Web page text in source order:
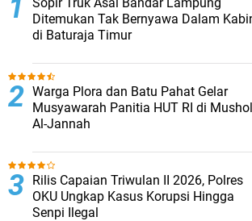
Ditemukan Tak Bernyawa Dalam
di Baturaja Timur
Warga Plora dan Batu Pahat Gelar
Musyawarah Panitia HUT RI di
Al-Jannah
Rilis Capaian Triwulan II 2026, Polres
OKU Ungkap Kasus Korupsi Hingga
Senpi Ilegal